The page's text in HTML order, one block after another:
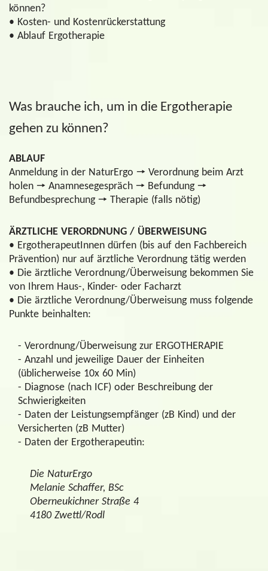
können?
• Kosten- und Kostenrückerstattung
• Ablauf Ergotherapie
Was brauche ich, um in die Ergotherapie
gehen zu können?
ABLAUF
Anmeldung in der NaturErgo 🠖 Verordnung beim Arzt
holen 🠖 Anamnesegespräch 🠖 Befundung 🠖
Befundbesprechung 🠖 Therapie (falls nötig)
ÄRZTLICHE VERORDNUNG / ÜBERWEISUNG
• ErgotherapeutInnen dürfen (bis auf den Fachbereich
Prävention) nur auf ärztliche Verordnung tätig werden
• Die ärztliche Verordnung/Überweisung bekommen Sie
von Ihrem Haus-, Kinder- oder Facharzt
• Die ärztliche Verordnung/Überweisung muss folgende
Punkte beinhalten:
- Verordnung/Überweisung zur ERGOTHERAPIE
- Anzahl und jeweilige Dauer der Einheiten
(üblicherweise 10x 60 Min)
- Diagnose (nach ICF) oder Beschreibung der
Schwierigkeiten
- Daten der Leistungsempfänger (zB Kind) und der
Versicherten (zB Mutter)
- Daten der Ergotherapeutin:
Die NaturErgo
Melanie Schaffer, BSc
Oberneukichner Straße 4
4180 Zwettl/Rodl